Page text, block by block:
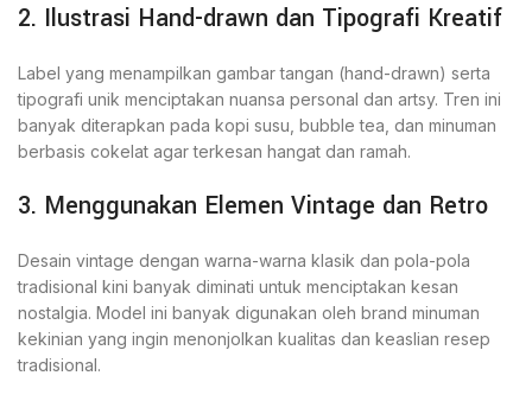
2. Ilustrasi Hand-drawn dan Tipografi Kreatif
Label yang menampilkan gambar tangan (hand-drawn) serta
tipografi unik menciptakan nuansa personal dan artsy. Tren ini
banyak diterapkan pada kopi susu, bubble tea, dan minuman
berbasis cokelat agar terkesan hangat dan ramah.
3. Menggunakan Elemen Vintage dan Retro
Desain vintage dengan warna-warna klasik dan pola-pola
tradisional kini banyak diminati untuk menciptakan kesan
nostalgia. Model ini banyak digunakan oleh brand minuman
kekinian yang ingin menonjolkan kualitas dan keaslian resep
tradisional.